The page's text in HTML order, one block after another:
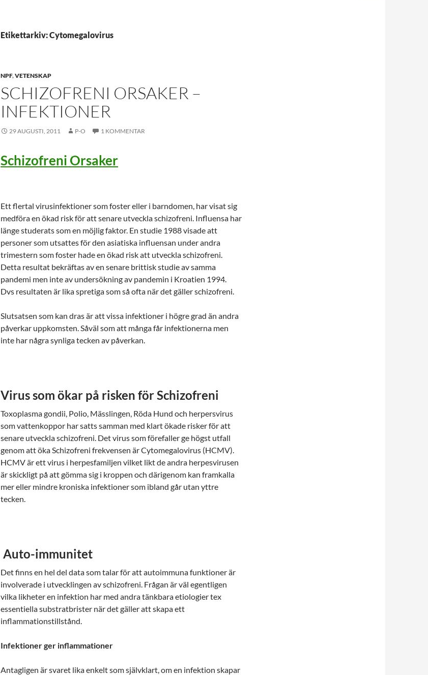
Etikettarkiv: Cytomegalovirus
NPF,VETENSKAP
SCHIZOFRENI ORSAKER –
INFEKTIONER
29 AUGUSTI, 2011 P-O 1 KOMMENTAR
Schizofreni Orsaker
Ett flertal virusinfektioner som foster eller i barndomen, har visat sig
medföra en ökad risk för att senare utveckla schizofreni. Influensa har
länge studerats som en möjlig faktor. En studie 1988 visade att
personer som utsattes för den asiatiska influensan under andra
trimestern som foster hade en ökad risk att utveckla schizofreni.
Detta resultat bekräftas av en senare brittisk studie av samma
pandemi men inte av undersökning av pandemin i Kroatien 1994.
Dvs resultaten är lika spretiga som så ofta när det gäller schizofreni.
Slutsatsen som kan dras är att vissa infektioner i högre grad än andra
påverkar uppkomsten. Såväl som att många får infektionerna men
inte har några synliga tecken av påverkan.
Virus som ökar på risken för Schizofreni
Toxoplasma gondii, Polio, Mässlingen, Röda Hund och herpersvirus
som vattenkoppor har satts samman med klart ökade risker för att
senare utveckla schizofreni. Det virus som förefaller ge högst utfall
genom att öka Schizofreni frekvensen är Cytomegalovirus (HCMV).
HCMV är ett virus i herpesfamiljen vilket likt de andra herpesvirusen
är skickligt på att gömma sig i kroppen och därigenom kan framkalla
mer eller mindre kroniska infektioner som ibland går utan yttre
tecken.
Auto-immunitet
Det finns en hel del data som talar för att autoimmuna funktioner är
involverade i utvecklingen av schizofreni. Frågan är väl egentligen
vilka likheter en infektion har med andra tänkbara etiologier tex
essentiella substratbrister när det gäller att skapa ett
inflammationstillstånd.
Infektioner ger inflammationer
Antagligen är svaret lika enkelt som självklart, om en infektion skapar